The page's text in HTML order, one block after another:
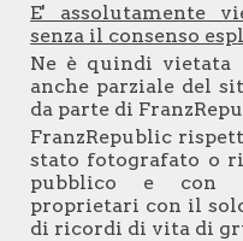
E' assolutamente
senza il consenso
Ne è quindi vietata
anche parziale del
da parte di
FranzRepublic
stato fotografato o
pubblico e con
proprietari con il
di ricordi di vita di